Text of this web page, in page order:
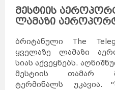
მესტიის
ლამაზი
ბრიტანული The
ყველაზე ლამაზი
სიას აქვეყნებს.
მესტიის თამარ
ტერმინალს უკავია.